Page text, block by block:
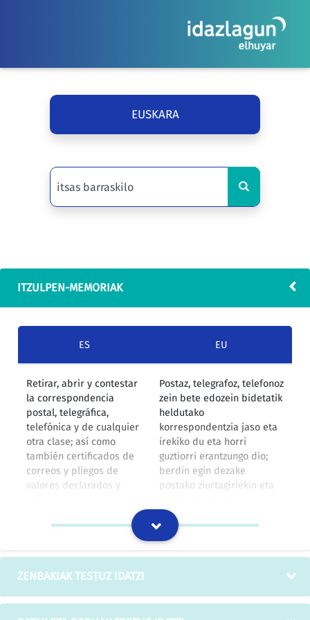
EUSKARA
ITZULPEN-MEMORIAK
ES EU
Retirar, abrir y contestar
la correspondencia
postal, telegráfica,
telefónica y de cualquier
otra clase; así como
también certificados de
correos y pliegos de
valores declarados y
igualmente, retirar de las
aduanas, de los muelles
de cualquier puerto, y de
los paquetes, bultos y
demás objetos
Postaz, telegrafoz, telefonoz
zein bete edozein bidetatik
heldutako
korrespondentzia jaso eta
irekiko du eta horri
guztiorri erantzungo dio;
berdin egin dezake
postako ziurtagiriekin eta
orriekin, baita postako
igorpen eta bidalketekin
ere; hala egin lezake
sozietatearen izenean
geltokietatik, aduanetatik,
itsas portuetako kaietatik
ZENBAKIAK TESTUZ IDATZI